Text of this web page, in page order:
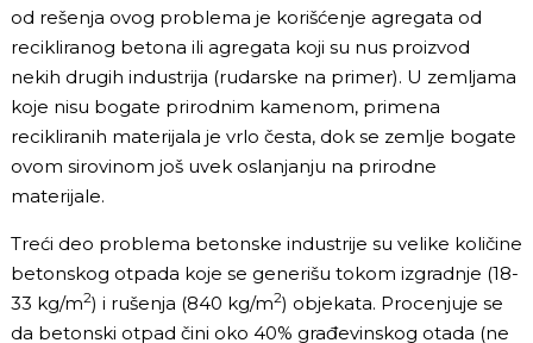
od rešenja ovog problema je korišćenje agregata od
recikliranog betona ili agregata koji su nus proizvod
nekih drugih industrija (rudarske na primer). U zemljama
koje nisu bogate prirodnim kamenom, primena
recikliranih materijala je vrlo česta, dok se zemlje bogate
ovom sirovinom još uvek oslanjanju na prirodne
materijale.
Treći deo problema betonske industrije su velike količine
betonskog otpada koje se generišu tokom izgradnje (18-
33 kg/m2) i rušenja (840 kg/m2) objekata. Procenjuje se
da betonski otpad čini oko 40% građevinskog otada (ne